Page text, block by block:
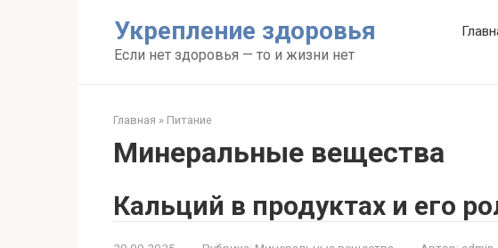
Укрепление здоровья
Если нет здоровья — то и жизни нет
Главная » Питание
Минеральные вещества
Кальций в продуктах и его